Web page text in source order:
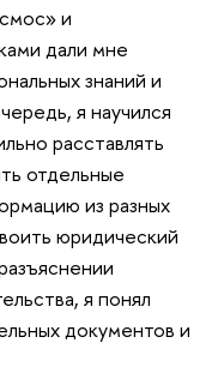
и
дали мне
знаний и
я научился
расставлять
отдельные
из разных
юридический
я понял
документов и